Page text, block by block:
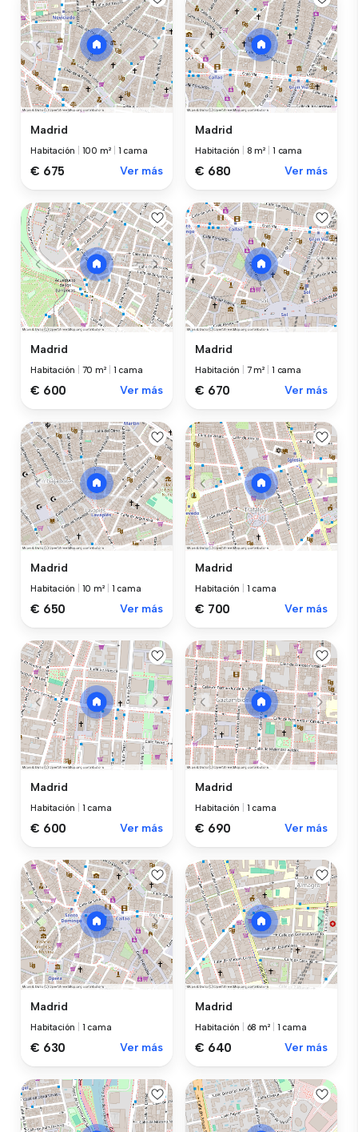
Madrid
Habitación 100 m² 1 cama
€ 675 Ver más
Madrid
Habitación 8 m² 1 cama
€ 680 Ver más
Madrid
Habitación 70 m² 1 cama
€ 600 Ver más
Madrid
Habitación 7 m² 1 cama
€ 670 Ver más
Madrid
Habitación 10 m² 1 cama
€ 650 Ver más
Madrid
Habitación 1 cama
€ 700 Ver más
Madrid
Habitación 1 cama
€ 600 Ver más
Madrid
Habitación 1 cama
€ 690 Ver más
Madrid
Habitación 1 cama
€ 630 Ver más
Madrid
Habitación 68 m² 1 cama
€ 640 Ver más